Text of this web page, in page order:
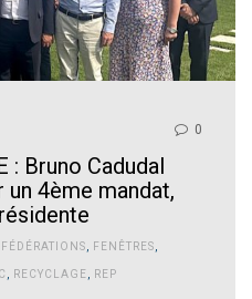
0
4ème mandat,
FÉDÉRATIONS FENÊTRES
RECYCLAGE REP